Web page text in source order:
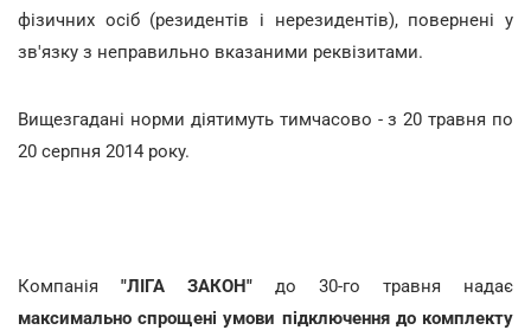
фізичних осіб (резидентів і нерезидентів), повернені у
зв'язку з неправильно вказаними реквізитами.
Вищезгадані норми діятимуть тимчасово - з 20 травня по
20 серпня 2014 року.
Компанія "ЛІГА ЗАКОН" до 30-го травня надає
максимально спрощені умови підключення до комплекту